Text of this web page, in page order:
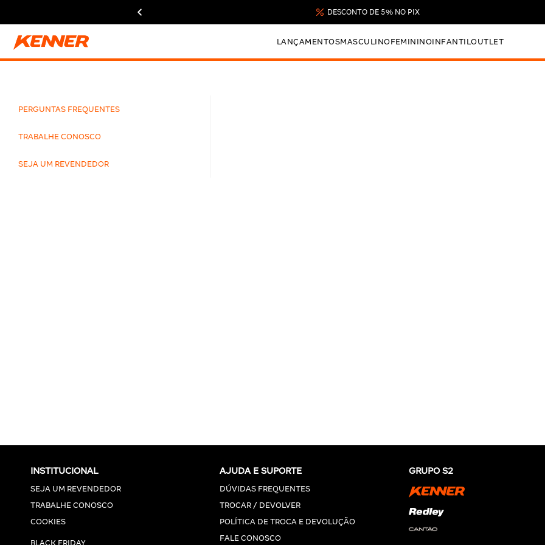
DESCONTO DE 5% NO PIX
LANÇAMENTOSMASCULINOFEMININOINFANTILOUTLET
PERGUNTAS FREQUENTES
TRABALHE CONOSCO
SEJA UM REVENDEDOR
INSTITUCIONAL
SEJA UM REVENDEDOR
TRABALHE CONOSCO
COOKIES
BLACK FRIDAY
AJUDA E SUPORTE
DÚVIDAS FREQUENTES
TROCAR / DEVOLVER
POLÍTICA DE TROCA E DEVOLUÇÃO
FALE CONOSCO
GRUPO S2